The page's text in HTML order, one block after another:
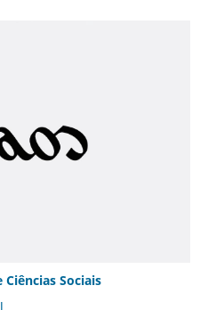
Ciências Sociais